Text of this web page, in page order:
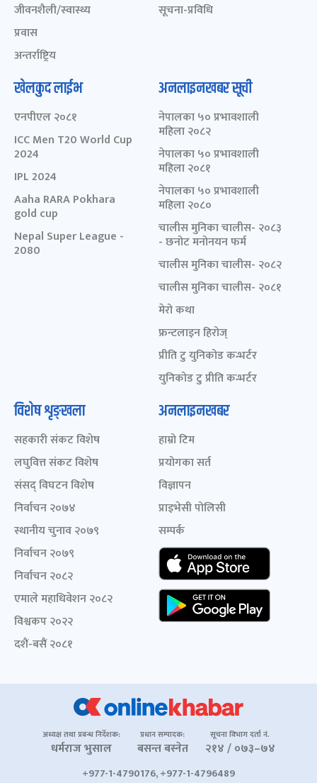
जीवनशैली/स्वास्थ्य
प्रवास
अन्तर्राष्ट्रिय
सूचना-प्रविधि
खेलकुद लाईभ
एनपीएल २०८१
ICC Men T20 World Cup
2024
IPL 2024
Aaha RARA Pokhara
gold cup
Nepal Super League -
2080
अनलाइनखबर सूची
नेपालका ५० प्रभावशाली
महिला २०८२
नेपालका ५० प्रभावशाली
महिला २०८१
नेपालका ५० प्रभावशाली
महिला २०८०
चालीस मुनिका चालीस- २०८३
- छनोट मनोनयन फर्म
चालीस मुनिका चालीस- २०८२
चालीस मुनिका चालीस- २०८१
मेरो कथा
फ्रन्टलाइन हिरोज्
प्रीति टु युनिकोड कन्भर्टर
युनिकोड टु प्रीति कन्भर्टर
विशेष शृङ्खला
सहकारी संकट विशेष
लघुवित्त संकट विशेष
संसद् विघटन विशेष
निर्वाचन २०७४
स्थानीय चुनाव २०७९
निर्वाचन २०७९
निर्वाचन २०८२
एमाले महाधिवेशन २०८२
विश्वकप २०२२
दशैं-बसैं २०८१
अनलाइनखबर
हाम्रो टिम
प्रयोगका सर्त
विज्ञापन
प्राइभेसी पोलिसी
सम्पर्क
अध्यक्ष तथा प्रबन्ध निर्देशक:
धर्मराज भुसाल
प्रधान सम्पादक:
बसन्त बस्नेत
सूचना विभाग दर्ता नं.
२१४ / ०७३–७४
+977-1-4790176, +977-1-4796489